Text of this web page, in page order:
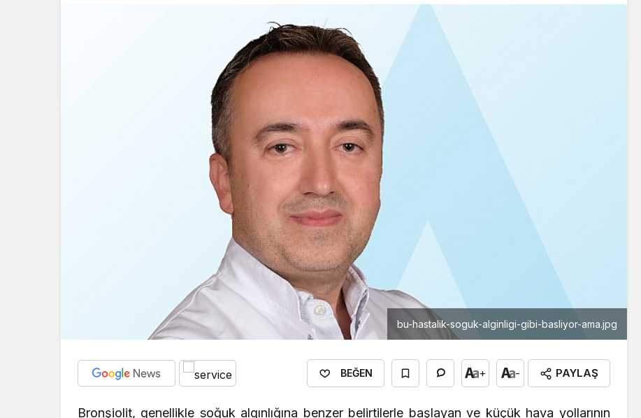
bu-hastalik-soguk-alginligi-gibi-basliyor-ama.jpg
BEĞEN + - PAYLAŞ
Bronşiolit, genellikle soğuk algınlığına benzer belirtilerle başlayan ve küçük hava yollarının